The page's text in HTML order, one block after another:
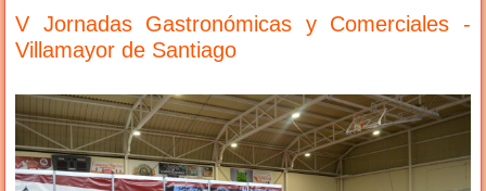
V Jornadas Gastronómicas y Comerciales -
Villamayor de Santiago